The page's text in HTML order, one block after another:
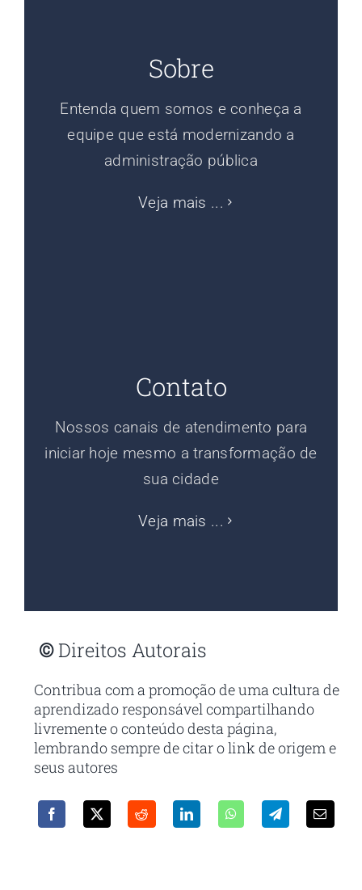
Sobre
Entenda quem somos e conheça a
equipe que está modernizando a
administração pública
Veja mais ...
Contato
Nossos canais de atendimento para
iniciar hoje mesmo a transformação de
sua cidade
Veja mais ...
©Direitos Autorais
Contribua com a promoção de uma cultura de
aprendizado responsável compartilhando
livremente o conteúdo desta página,
lembrando sempre de citar o link de origem e
seus autores